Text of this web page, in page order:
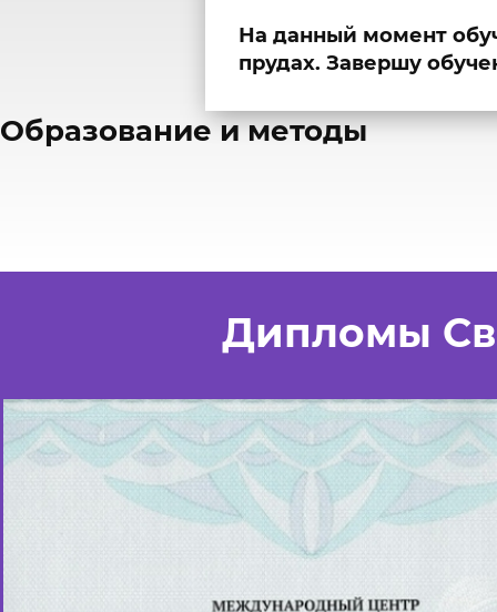
На данный момент
прудах. Завершу
​Образование и методы
Дипломы